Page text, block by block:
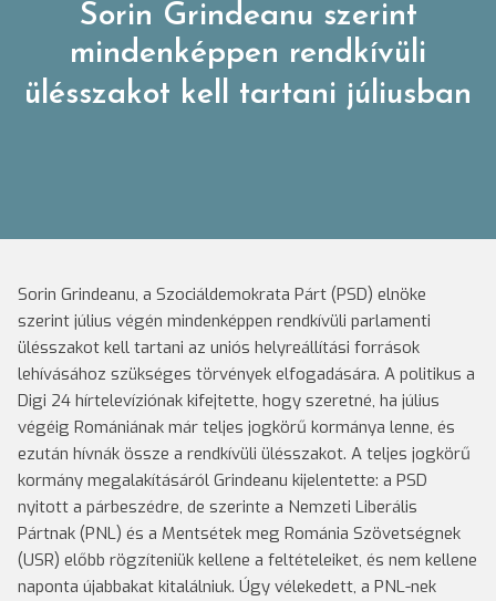
Sorin Grindeanu szerint
mindenképpen rendkívüli
ülésszakot kell tartani júliusban
Sorin Grindeanu, a Szociáldemokrata Párt (PSD) elnöke
szerint július végén mindenképpen rendkívüli parlamenti
ülésszakot kell tartani az uniós helyreállítási források
lehívásához szükséges törvények elfogadására. A politikus a
Digi 24 hírtelevíziónak kifejtette, hogy szeretné, ha július
végéig Romániának már teljes jogkörű kormánya lenne, és
ezután hívnák össze a rendkívüli ülésszakot. A teljes jogkörű
kormány megalakításáról Grindeanu kijelentette: a PSD
nyitott a párbeszédre, de szerinte a Nemzeti Liberális
Pártnak (PNL) és a Mentsétek meg Románia Szövetségnek
(USR) előbb rögzíteniük kellene a feltételeiket, és nem kellene
naponta újabbakat kitalálniuk. Úgy vélekedett, a PNL-nek